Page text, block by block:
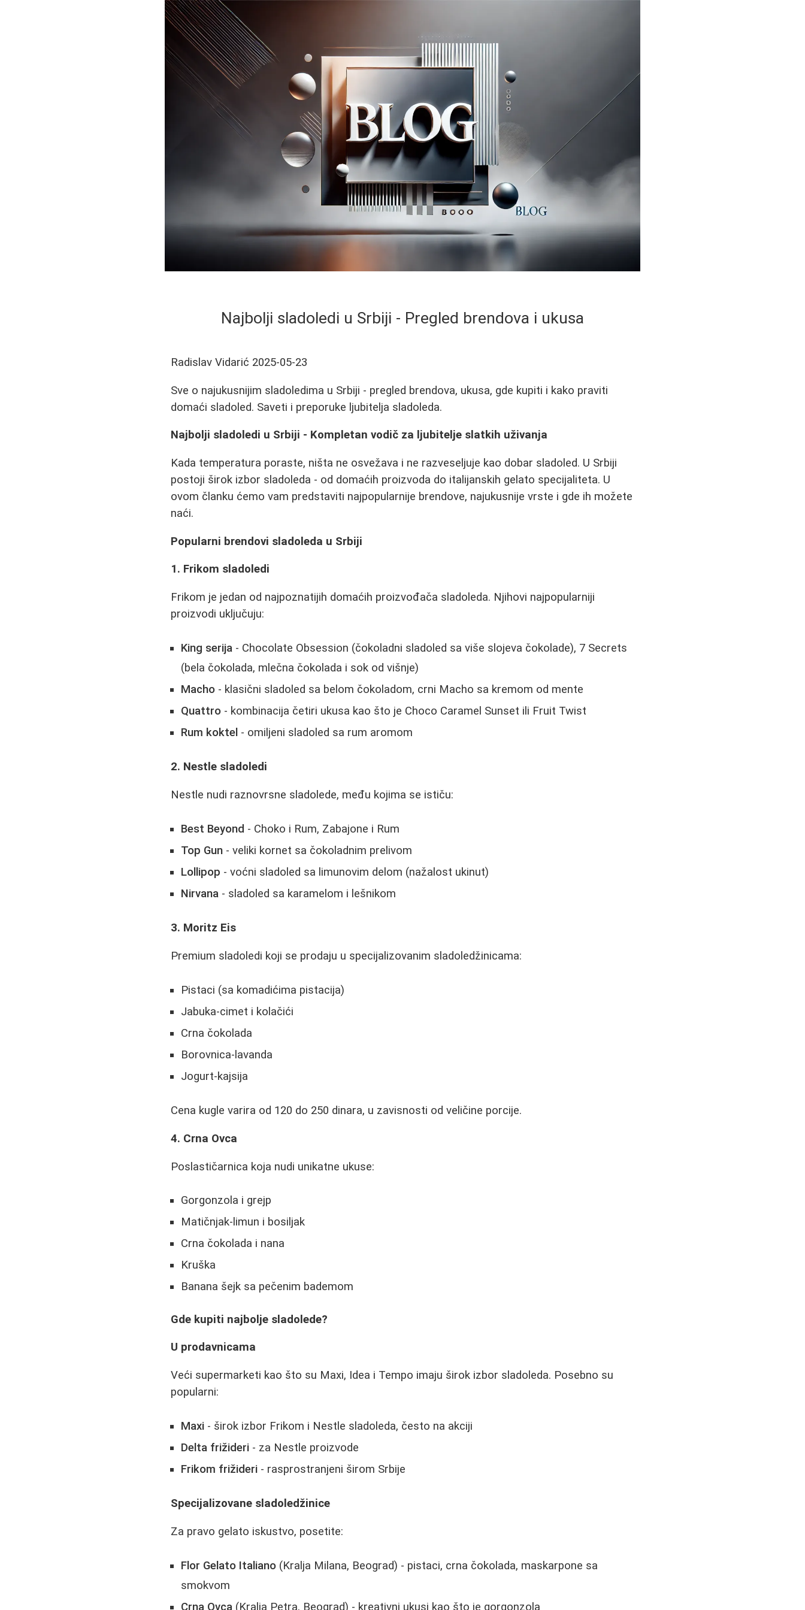
Najbolji sladoledi u Srbiji - Pregled brendova i ukusa
Radislav Vidarić 2025-05-23
Sve o najukusnijim sladoledima u Srbiji - pregled brendova, ukusa, gde kupiti i kako praviti
domaći sladoled. Saveti i preporuke ljubitelja sladoleda.
Najbolji sladoledi u Srbiji - Kompletan vodič za ljubitelje slatkih uživanja
Kada temperatura poraste, ništa ne osvežava i ne razveseljuje kao dobar sladoled. U Srbiji
postoji širok izbor sladoleda - od domaćih proizvoda do italijanskih gelato specijaliteta. U
ovom članku ćemo vam predstaviti najpopularnije brendove, najukusnije vrste i gde ih možete
naći.
Popularni brendovi sladoleda u Srbiji
1. Frikom sladoledi
Frikom je jedan od najpoznatijih domaćih proizvođača sladoleda. Njihovi najpopularniji
proizvodi uključuju:
King serija - Chocolate Obsession (čokoladni sladoled sa više slojeva čokolade), 7 Secrets
(bela čokolada, mlečna čokolada i sok od višnje)
Macho - klasični sladoled sa belom čokoladom, crni Macho sa kremom od mente
Quattro - kombinacija četiri ukusa kao što je Choco Caramel Sunset ili Fruit Twist
Rum koktel - omiljeni sladoled sa rum aromom
2. Nestle sladoledi
Nestle nudi raznovrsne sladolede, među kojima se ističu:
Best Beyond - Choko i Rum, Zabajone i Rum
Top Gun - veliki kornet sa čokoladnim prelivom
Lollipop - voćni sladoled sa limunovim delom (nažalost ukinut)
Nirvana - sladoled sa karamelom i lešnikom
3. Moritz Eis
Premium sladoledi koji se prodaju u specijalizovanim sladoledžinicama:
Pistaci (sa komadićima pistacija)
Jabuka-cimet i kolačići
Crna čokolada
Borovnica-lavanda
Jogurt-kajsija
Cena kugle varira od 120 do 250 dinara, u zavisnosti od veličine porcije.
4. Crna Ovca
Poslastičarnica koja nudi unikatne ukuse:
Gorgonzola i grejp
Matičnjak-limun i bosiljak
Crna čokolada i nana
Kruška
Banana šejk sa pečenim bademom
Gde kupiti najbolje sladolede?
U prodavnicama
Veći supermarketi kao što su Maxi, Idea i Tempo imaju širok izbor sladoleda. Posebno su
popularni:
Maxi - širok izbor Frikom i Nestle sladoleda, često na akciji
Delta frižideri - za Nestle proizvode
Frikom frižideri - rasprostranjeni širom Srbije
Specijalizovane sladoledžinice
Za pravo gelato iskustvo, posetite:
Flor Gelato Italiano (Kralja Milana, Beograd) - pistaci, crna čokolada, maskarpone sa
smokvom
Crna Ovca (Kralja Petra, Beograd) - kreativni ukusi kao što je gorgonzola